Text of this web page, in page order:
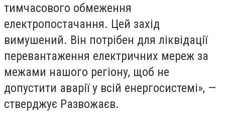
тимчасового обмеження
електропостачання. Цей захід
вимушений. Він потрібен для ліквідації
перевантаження електричних мереж за
межами нашого регіону, щоб не
допустити аварії у всій енергосистемі», —
стверджує Развожаєв.